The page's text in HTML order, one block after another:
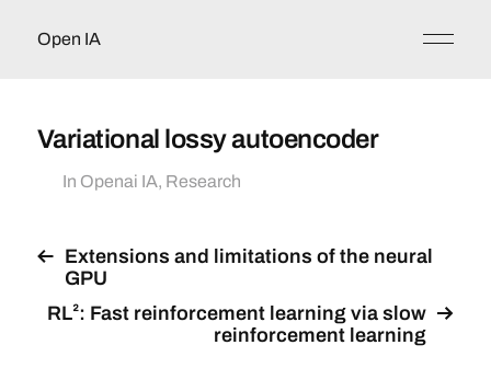
Open IA
Variational lossy autoencoder
In Openai IA, Research
Extensions and limitations of the neural
GPU
RL²: Fast reinforcement learning via slow
reinforcement learning